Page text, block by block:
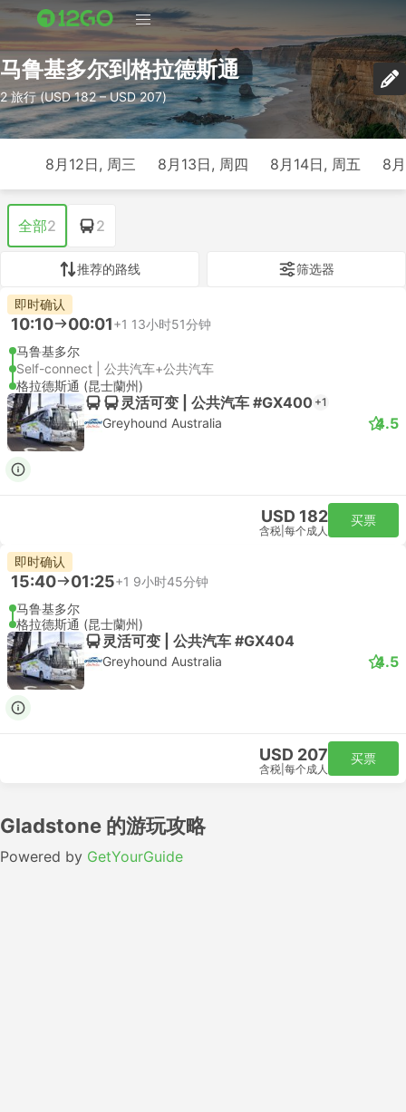
马鲁基多尔到格拉德斯通
2 旅行 (USD 182 – USD 207)
8月12日, 周三 8月13日, 周四 8月14日, 周五 8
全部2 2
推荐的路线 筛选器
即时确认
10:10 00:01+1 13小时51分钟
马鲁基多尔
Self-connect | 公共汽车+公共汽车
格拉德斯通 (昆士蘭州)
灵活可变 | 公共汽车 #GX400 +1
Greyhound Australia 4.5
USD 182
含税 每个成人
买票
即时确认
15:40 01:25+1 9小时45分钟
马鲁基多尔
格拉德斯通 (昆士蘭州)
灵活可变 | 公共汽车 #GX404
Greyhound Australia 4.5
USD 207
含税 每个成人
买票
Gladstone 的游玩攻略
Powered by GetYourGuide